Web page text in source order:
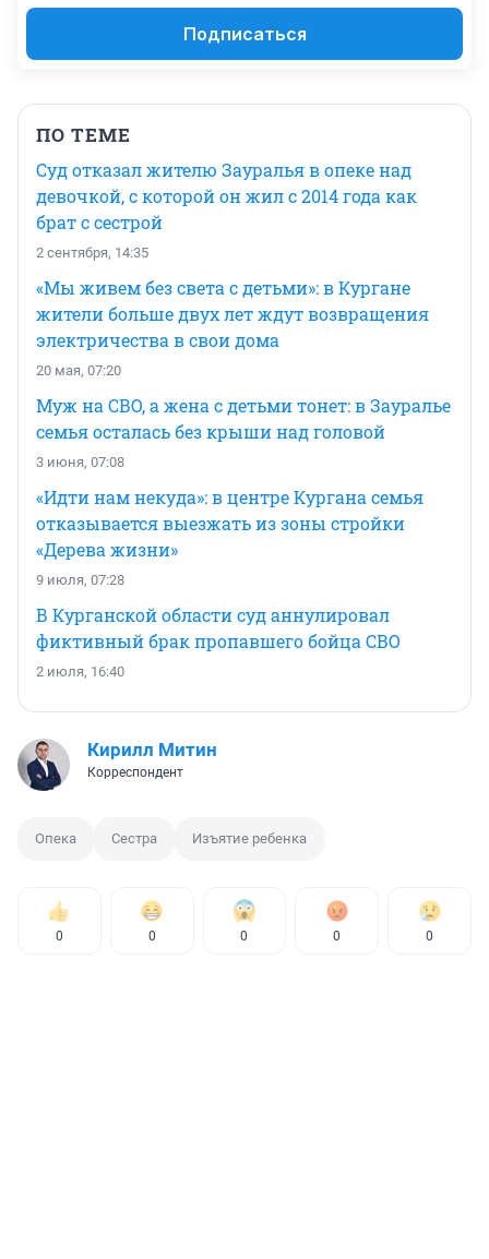
Подписаться
ПО ТЕМЕ
Суд отказал жителю Зауралья в опеке над
девочкой, с которой он жил с 2014 года как
брат с сестрой
2 сентября, 14:35
«Мы живем без света с детьми»: в Кургане
жители больше двух лет ждут возвращения
электричества в свои дома
20 мая, 07:20
Муж на СВО, а жена с детьми тонет: в Зауралье
семья осталась без крыши над головой
3 июня, 07:08
«Идти нам некуда»: в центре Кургана семья
отказывается выезжать из зоны стройки
«Дерева жизни»
9 июля, 07:28
В Курганской области суд аннулировал
фиктивный брак пропавшего бойца СВО
2 июля, 16:40
Кирилл Митин
Корреспондент
Опека Сестра Изъятие ребенка
0 0 0 0 0